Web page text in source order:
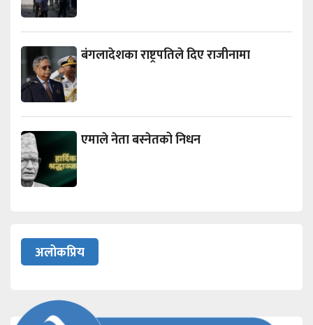
बंगलादेशका राष्ट्रपतिले दिए राजीनामा
एमाले नेता बस्नेतको निधन
अलोकप्रिय